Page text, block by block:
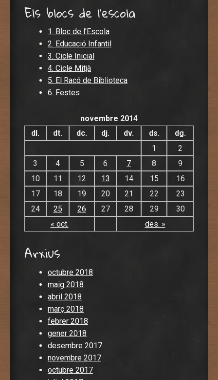
Els blocs de l'escola
1. Bloc de l’Escola
2. Educació Infantil
3. Cicle Inicial
4. Cicle Mitjà
5. El Racó de Biblioteca
6. Festes
novembre 2014
dl.
dt. dc. dj. dv. ds. dg.
« oct. des. »
1
2
3
4 5 6 7 8
9
10
11 12 13 14 15
16
17
18 19 20 21 22
23
24
25 26 27 28 29 30
Arxius
octubre 2018
maig 2018
abril 2018
març 2018
febrer 2018
gener 2018
desembre 2017
novembre 2017
octubre 2017